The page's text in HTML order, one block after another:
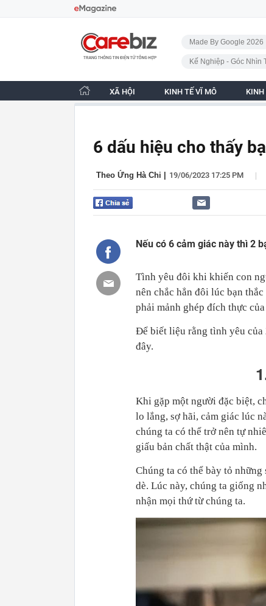
CafeBiz - Trang chủ
Made By Google 2026
Kế Nghiệp - Góc Nhìn
XÃ HỘI KINH TẾ VĨ MÔ
6 dấu hiệu cho thấy
Theo Ứng Hà Chi 19/06/2023 17:25 PM |
Nếu có 6 cảm giác này thì 2
Tình yêu đôi khi khiến con
nên chắc hẳn đôi lúc bạn
phải mảnh ghép đích thực
Để biết liệu rằng tình yêu
đây.
Khi gặp một người đặc biệt,
lo lắng, sợ hãi, cảm giác lúc
chúng ta có thể trở nên tự
giấu bản chất thật của mình.
Chúng ta có thể bày tỏ những
dè. Lúc này, chúng ta giống
nhận mọi thứ từ chúng ta.